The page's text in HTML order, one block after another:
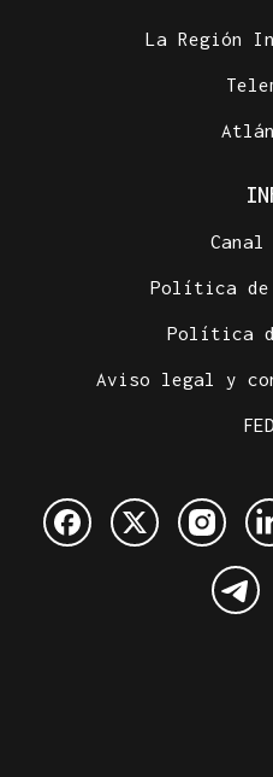
La Región
Política de
Política
Aviso legal y